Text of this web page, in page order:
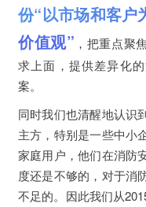
份“以市场和客户
价值观” ，把重点聚
求上面，提供差异化
案。
同时我们也清醒地认识
主方，特别是一些中小
家庭用户，他们在消防
度还是不够的，对于消
不足的。因此我们从